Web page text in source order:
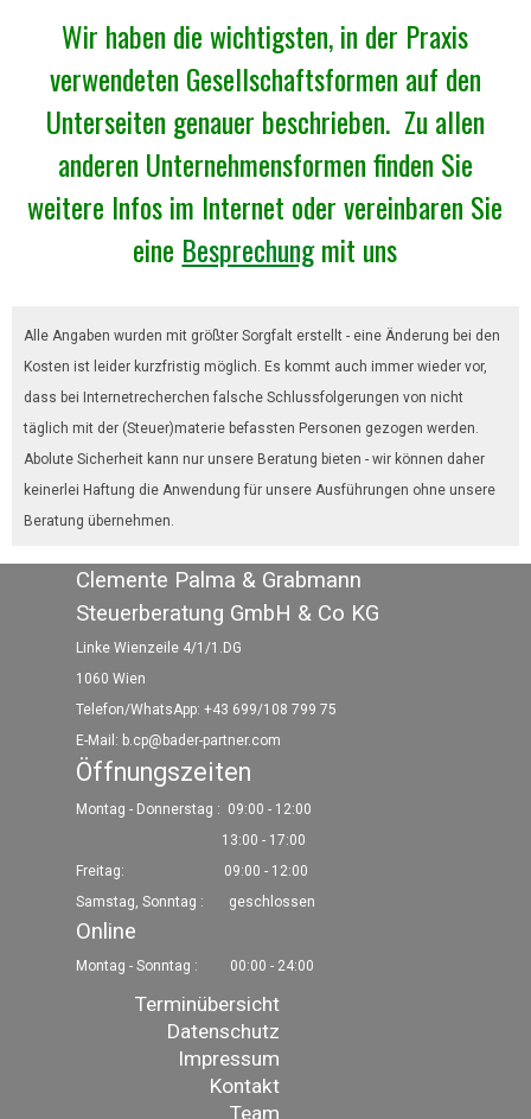
Wir haben die wichtigsten, in der Praxis
verwendeten Gesellschaftsformen auf den
Unterseiten genauer beschrieben. Zu allen
anderen Unternehmensformen finden Sie
weitere Infos im Internet oder vereinbaren Sie
eine Besprechungmit uns
Alle Angaben wurden mit größter Sorgfalt erstellt - eine Änderung bei den
Kosten ist leider kurzfristig möglich. Es kommt auch immer wieder vor,
dass bei Internetrecherchen falsche Schlussfolgerungen von nicht
täglich mit der (Steuer)materie befassten Personen gezogen werden.
Abolute Sicherheit kann nur unsere Beratung bieten - wir können daher
keinerlei Haftung die Anwendung für unsere Ausführungen ohne unsere
Beratung übernehmen.
Clemente Palma & Grabmann
Steuerberatung GmbH & Co KG
Linke Wienzeile 4/1/1.DG
1060 Wien
Telefon/WhatsApp: +43 699/108 799 75
E-Mail: b.cp@bader-partner.com
Öffnungszeiten
Montag - Donnerstag : 09:00 - 12:00
13:00 - 17:00
Freitag: 09:00 - 12:00
Samstag, Sonntag : geschlossen
Online
Montag - Sonntag : 00:00 - 24:00
Menü überspringen
Terminübersicht
Datenschutz
Impressum
Kontakt
Team